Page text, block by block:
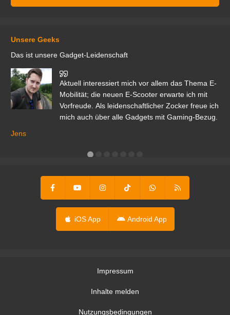
Unsere Geeks
Das ist unsere Gadget-Leidenschaft
Aktuell interessiert mich vor allem das Thema E-
Mobilität; die neuen E-Scooter erwarte ich mit
Vorfreude. Als leidenschaftlicher Zocker freue ich
mich auch über alle Gadgets mit Gaming-Bezug.
Jens
iOS App Android App
Impressum
Inhalte melden
Nutzungsbedingungen